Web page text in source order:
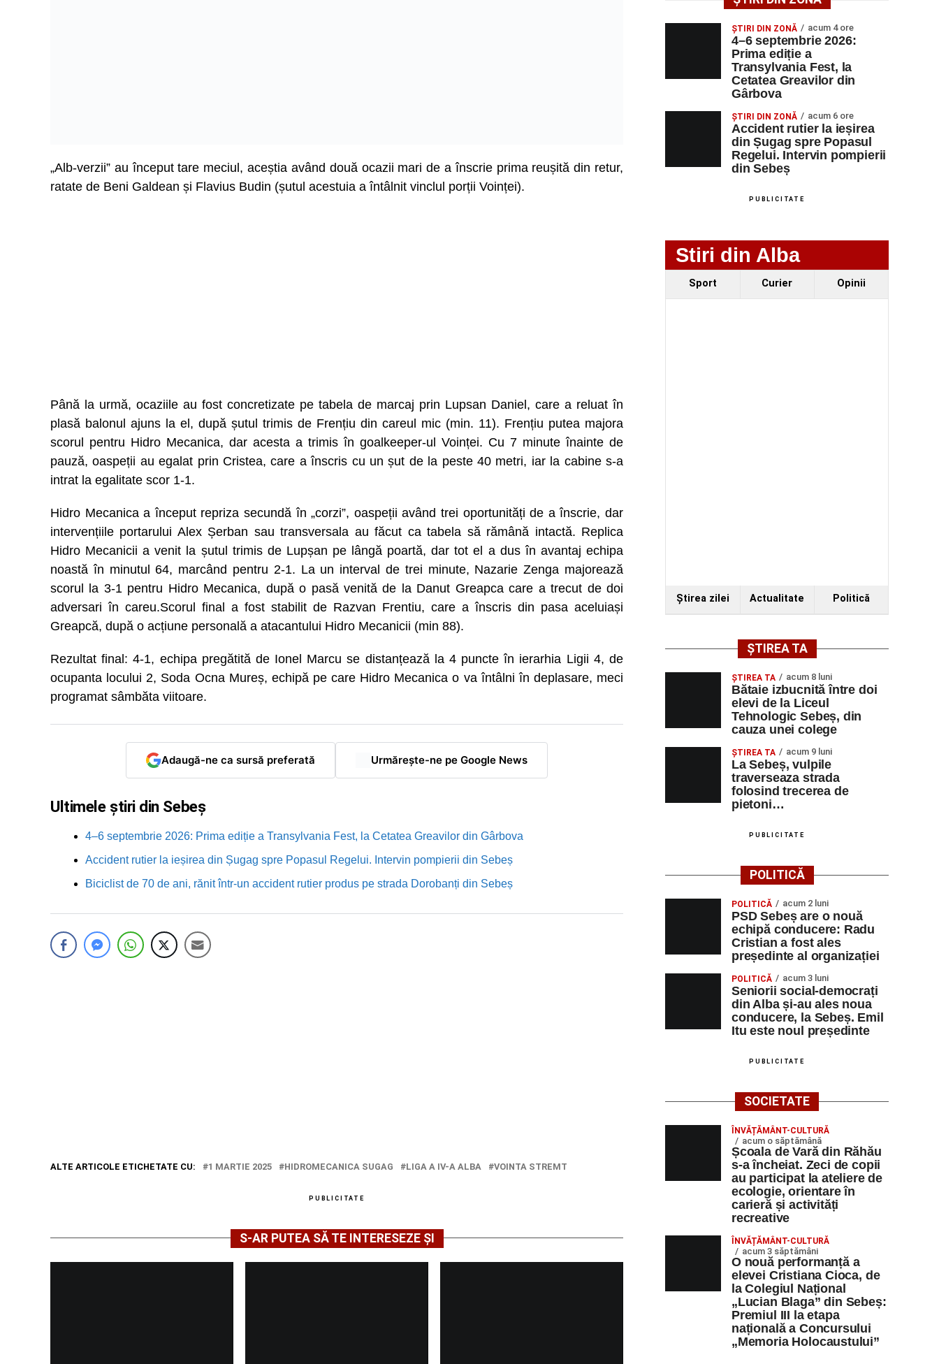
„Alb-verzii” au început tare meciul, aceștia având două ocazii mari de a înscrie prima reușită din retur,
ratate de Beni Galdean și Flavius Budin (șutul acestuia a întâlnit vinclul porții Voinței).
Până la urmă, ocaziile au fost concretizate pe tabela de marcaj prin Lupsan Daniel, care a reluat în
plasă balonul ajuns la el, după șutul trimis de Frențiu din careul mic (min. 11). Frențiu putea majora
scorul pentru Hidro Mecanica, dar acesta a trimis în goalkeeper-ul Voinței. Cu 7 minute înainte de
pauză, oaspeții au egalat prin Cristea, care a înscris cu un șut de la peste 40 metri, iar la cabine s-a
intrat la egalitate scor 1-1.
Hidro Mecanica a început repriza secundă în „corzi”, oaspeții având trei oportunități de a înscrie, dar
intervențiile portarului Alex Șerban sau transversala au făcut ca tabela să rămână intactă. Replica
Hidro Mecanicii a venit la șutul trimis de Lupșan pe lângă poartă, dar tot el a dus în avantaj echipa
noastă în minutul 64, marcând pentru 2-1. La un interval de trei minute, Nazarie Zenga majorează
scorul la 3-1 pentru Hidro Mecanica, după o pasă venită de la Danut Greapca care a trecut de doi
adversari în careu.Scorul final a fost stabilit de Razvan Frentiu, care a înscris din pasa aceluiași
Greapcă, după o acțiune personală a atacantului Hidro Mecanicii (min 88).
Rezultat final: 4-1, echipa pregătită de Ionel Marcu se distanțează la 4 puncte în ierarhia Ligii 4, de
ocupanta locului 2, Soda Ocna Mureș, echipă pe care Hidro Mecanica o va întâlni în deplasare, meci
programat sâmbăta viitoare.
Adaugă-ne ca sursă preferată Urmărește-ne pe Google News
Ultimele știri din Sebeș
4–6 septembrie 2026: Prima ediție a Transylvania Fest, la Cetatea Greavilor din Gârbova
Accident rutier la ieșirea din Șugag spre Popasul Regelui. Intervin pompierii din Sebeș
Biciclist de 70 de ani, rănit într-un accident rutier produs pe strada Dorobanți din Sebeș
ALTE ARTICOLE ETICHETATE CU: 1 MARTIE 2025 HIDROMECANICA SUGAG LIGA A IV-A ALBA VOINTA STREMT
PUBLICITATE
S-AR PUTEA SĂ TE INTERESEZE ȘI
ȘTIRI DIN ZONĂ acum 4 ore
4–6 septembrie 2026:
Prima ediție a
Transylvania Fest, la
Cetatea Greavilor din
Gârbova
ȘTIRI DIN ZONĂ acum 6 ore
Accident rutier la ieșirea
din Șugag spre Popasul
Regelui. Intervin pompierii
din Sebeș
PUBLICITATE
Stiri din Alba
Sport Curier Opinii
Ştirea zilei Actualitate Politică
ȘTIREA TA
ŞTIREA TA acum 8 luni
Bătaie izbucnită între doi
elevi de la Liceul
Tehnologic Sebeș, din
cauza unei colege
ŞTIREA TA acum 9 luni
La Sebeș, vulpile
traverseaza strada
folosind trecerea de
pietoni…
PUBLICITATE
POLITICĂ
POLITICĂ acum 2 luni
PSD Sebeș are o nouă
echipă conducere: Radu
Cristian a fost ales
președinte al organizației
POLITICĂ acum 3 luni
Seniorii social-democrați
din Alba și-au ales noua
conducere, la Sebeș. Emil
Itu este noul președinte
PUBLICITATE
SOCIETATE
ÎNVĂȚĂMÂNT-CULTURĂ
acum o săptămână
Școala de Vară din Răhău
s-a încheiat. Zeci de copii
au participat la ateliere de
ecologie, orientare în
carieră și activități
recreative
ÎNVĂȚĂMÂNT-CULTURĂ
acum 3 săptămâni
O nouă performanță a
elevei Cristiana Cioca, de
la Colegiul Național
„Lucian Blaga” din Sebeș:
Premiul III la etapa
națională a Concursului
„Memoria Holocaustului”